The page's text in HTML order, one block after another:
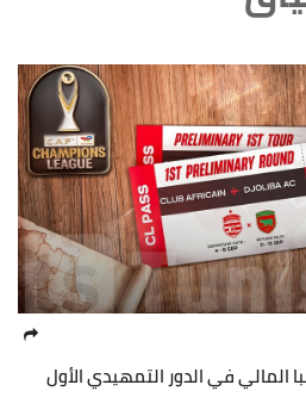
المالي في الدور التمهيدي الأول